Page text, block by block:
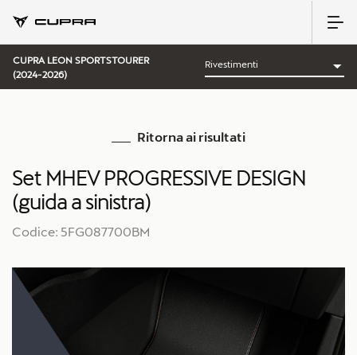
CUPRA LEON SPORTSTOURER
(2024-2026)
Ritorna ai risultati
Set MHEV PROGRESSIVE DESIGN
(guida a sinistra)
Codice: 5FG087700BM